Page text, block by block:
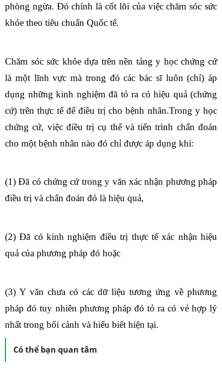
phòng ngừa. Đó chính là cốt lõi của việc chăm sóc sức
khỏe theo tiêu chuẩn Quốc tế.
Chăm sóc sức khỏe dựa trên nền tảng y học chứng cứ
là một lĩnh vực mà trong đó các bác sĩ luôn (chỉ) áp
dụng những kinh nghiệm đã tỏ ra có hiệu quả (chứng
cứ) trên thực tế để điều trị cho bệnh nhân.Trong y học
chứng cứ, việc điều trị cụ thể và tiến trình chẩn đoán
cho một bệnh nhân nào đó chỉ được áp dụng khi:
(1) Đã có chứng cứ trong y văn xác nhận phương pháp
điều trị và chẩn đoán đó là hiệu quả,
(2) Đã có kinh nghiệm điều trị thực tế xác nhận hiệu
quả của phương pháp đó hoặc
(3) Y văn chưa có các dữ liệu tương ứng về phương
pháp đó tuy nhiên phương pháp đó tỏ ra có vẻ hợp lý
nhất trong bối cảnh và hiểu biết hiện tại.
Có thể bạn quan tâm